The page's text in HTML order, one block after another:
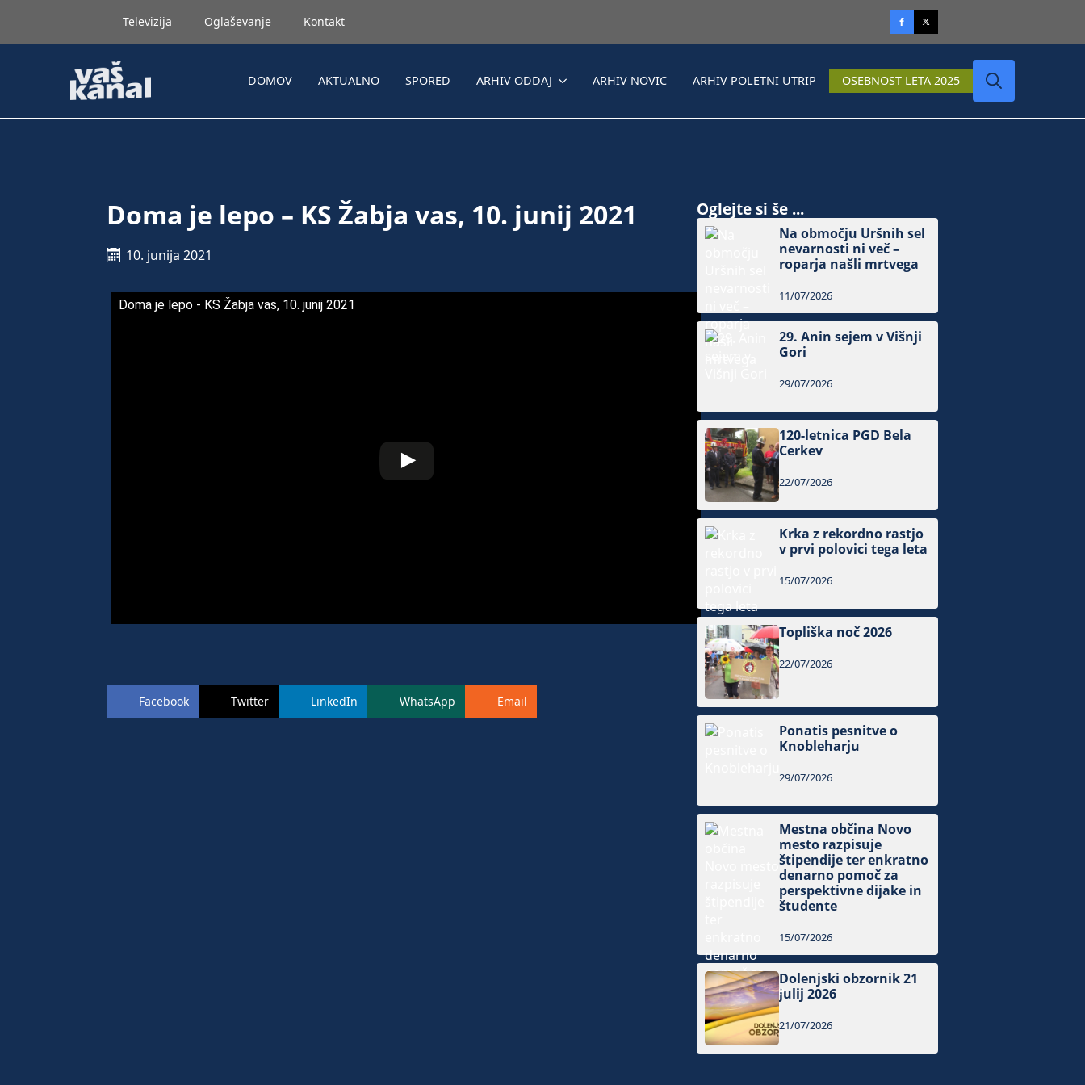
Televizija Oglaševanje Kontakt
DOMOV AKTUALNO SPORED ARHIV ODDAJ ARHIV NOVIC ARHIV POLETNI UTRIP OSEBNOST LETA 2025
Doma je lepo – KS Žabja vas, 10. junij 2021
10. junija 2021
Doma je lepo - KS Žabja vas, 10. junij 2021
Facebook Twitter LinkedIn WhatsApp Email
Oglejte si še ...
Na območju Uršnih sel
nevarnosti ni več –
roparja našli mrtvega
11/07/2026
29. Anin sejem v Višnji
Gori
29/07/2026
120-letnica PGD Bela
Cerkev
22/07/2026
Krka z rekordno rastjo
v prvi polovici tega leta
15/07/2026
Topliška noč 2026
22/07/2026
Ponatis pesnitve o
Knobleharju
29/07/2026
Mestna občina Novo
mesto razpisuje
štipendije ter enkratno
denarno pomoč za
perspektivne dijake in
študente
15/07/2026
Dolenjski obzornik 21
julij 2026
21/07/2026